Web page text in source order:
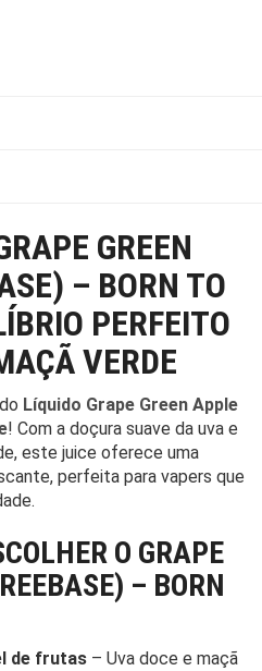
GREEN
– BORN TO
PERFEITO
VERDE
Líquido Grape Green Apple
! Com a doçura suave da uva e
este juice oferece uma
perfeita para vapers que
O GRAPE
– BORN
de frutas – Uva doce e maçã